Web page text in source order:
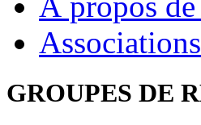
GROUPES DE